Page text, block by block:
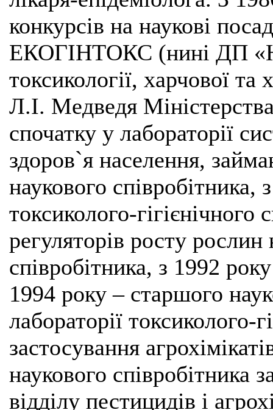
конкурсів на наукові
ЕКОГІНТОКС (нині ДП
токсикології, харчової та
Л.І. Медведя
спочатку у лабораторії
здоров`я населення,
наукового співробітника,
токсиколого-гігієнічного
регуляторів росту
співробітника, з 1992
1994 року ‒ старшого
лабораторії токсиколого-
застосування
наукового співробітника
відділу пестицидів і